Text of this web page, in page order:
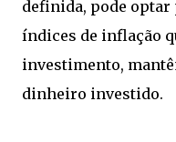
definida, pode optar
índices de inflação
investimento,
dinheiro investido.